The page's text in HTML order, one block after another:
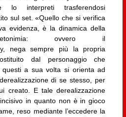
lo interpreti trasferendosi
sul set. «Quello che si verifica
evidenza, è la dinamica della
metonimia: ovvero il
nega sempre più la propria
dal personaggio che
questi a sua volta si orienta ad
di se stesso, per
creato. E tale derealizzazione
in quanto non è in gioco
reso mediante l’eccedere la